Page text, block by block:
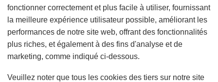
fonctionner correctement et plus facile à utiliser, fournissant
la meilleure expérience utilisateur possible, améliorant les
performances de notre site web, offrant des fonctionnalités
plus riches, et également à des fins d'analyse et de
marketing, comme indiqué ci-dessous.
Veuillez noter que tous les cookies des tiers sur notre site